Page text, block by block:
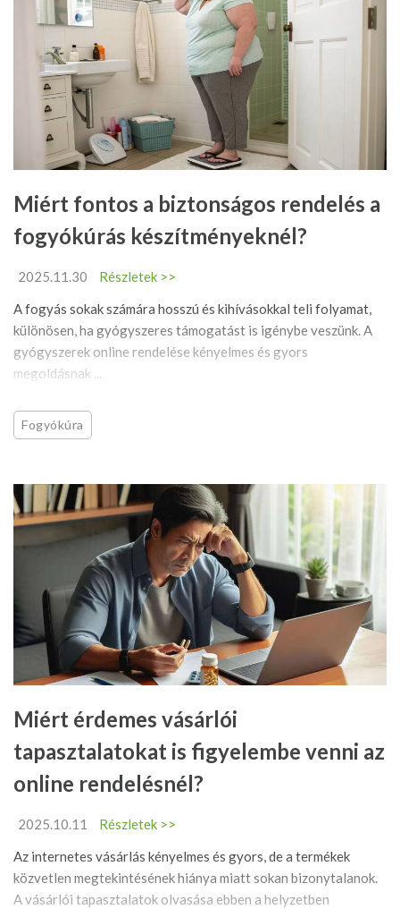
Miért fontos a biztonságos rendelés a
fogyókúrás készítményeknél?
2025.11.30
Részletek >>
A fogyás sokak számára hosszú és kihívásokkal teli folyamat,
különösen, ha gyógyszeres támogatást is igénybe veszünk. A
gyógyszerek online rendelése kényelmes és gyors
megoldásnak ...
Fogyókúra
Miért érdemes vásárlói
tapasztalatokat is figyelembe venni az
online rendelésnél?
2025.10.11
Részletek >>
Az internetes vásárlás kényelmes és gyors, de a termékek
közvetlen megtekintésének hiánya miatt sokan bizonytalanok.
A vásárlói tapasztalatok olvasása ebben a helyzetben